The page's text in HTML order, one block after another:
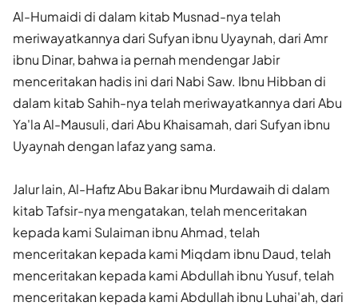
Al-Humaidi di dalam kitab Musnad-nya telah
meriwayatkannya dari Sufyan ibnu Uyaynah, dari Amr
ibnu Dinar, bahwa ia pernah mendengar Jabir
menceritakan hadis ini dari Nabi Saw. Ibnu Hibban di
dalam kitab Sahih-nya telah meriwayatkannya dari Abu
Ya'la Al-Mausuli, dari Abu Khaisamah, dari Sufyan ibnu
Uyaynah dengan lafaz yang sama.
Jalur lain, Al-Hafiz Abu Bakar ibnu Murdawaih di dalam
kitab Tafsir-nya mengatakan, telah menceritakan
kepada kami Sulaiman ibnu Ahmad, telah
menceritakan kepada kami Miqdam ibnu Daud, telah
menceritakan kepada kami Abdullah ibnu Yusuf, telah
menceritakan kepada kami Abdullah ibnu Luhai'ah, dari